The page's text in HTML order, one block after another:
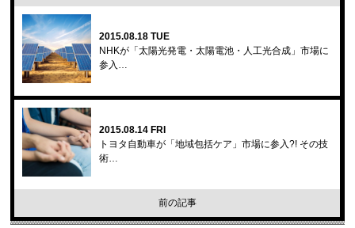
2015.08.18 TUE
NHKが「太陽光発電・太陽電池・人工光合成」市場に
参入…
2015.08.14 FRI
トヨタ自動車が「地域包括ケア」市場に参入?! その技
術…
前の記事